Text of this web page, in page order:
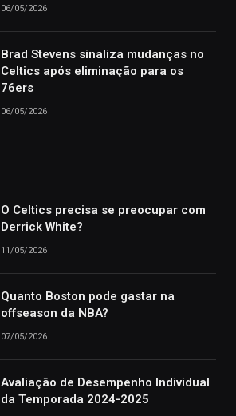
06/05/2026
Brad Stevens sinaliza mudanças no
Celtics após eliminação para os
76ers
06/05/2026
O Celtics precisa se preocupar com
Derrick White?
11/05/2026
Quanto Boston pode gastar na
offseason da NBA?
07/05/2026
Avaliação de Desempenho Individual
da Temporada 2024-2025